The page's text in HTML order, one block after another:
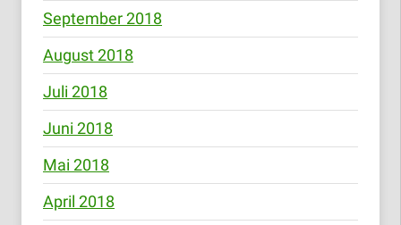
September 2018
August 2018
Juli 2018
Juni 2018
Mai 2018
April 2018